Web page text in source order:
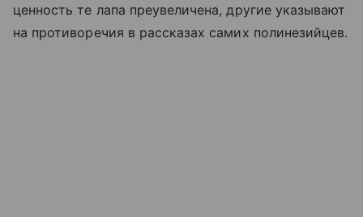
ценность те лапа преувеличена, другие указывают
на противоречия в рассказах самих полинезийцев.